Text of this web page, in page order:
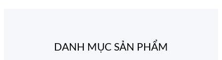
DANH MỤC SẢN PHẨM